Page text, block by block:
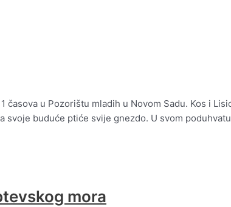
časova u Pozorištu mladih u Novom Sadu. Kos i
svoje buduće ptiće svije gnezdo. U svom
mora